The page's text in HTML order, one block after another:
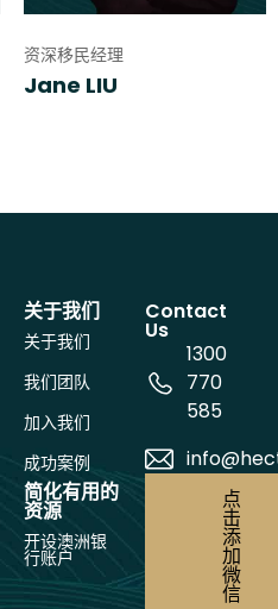
资深移民经理
Jane LIU
关于我们
关于我们
我们团队
加入我们
成功案例
简化有用的
资源
开设澳洲银
行账户
Contact
Us
1300
770
585
点
击
添
加
微
信